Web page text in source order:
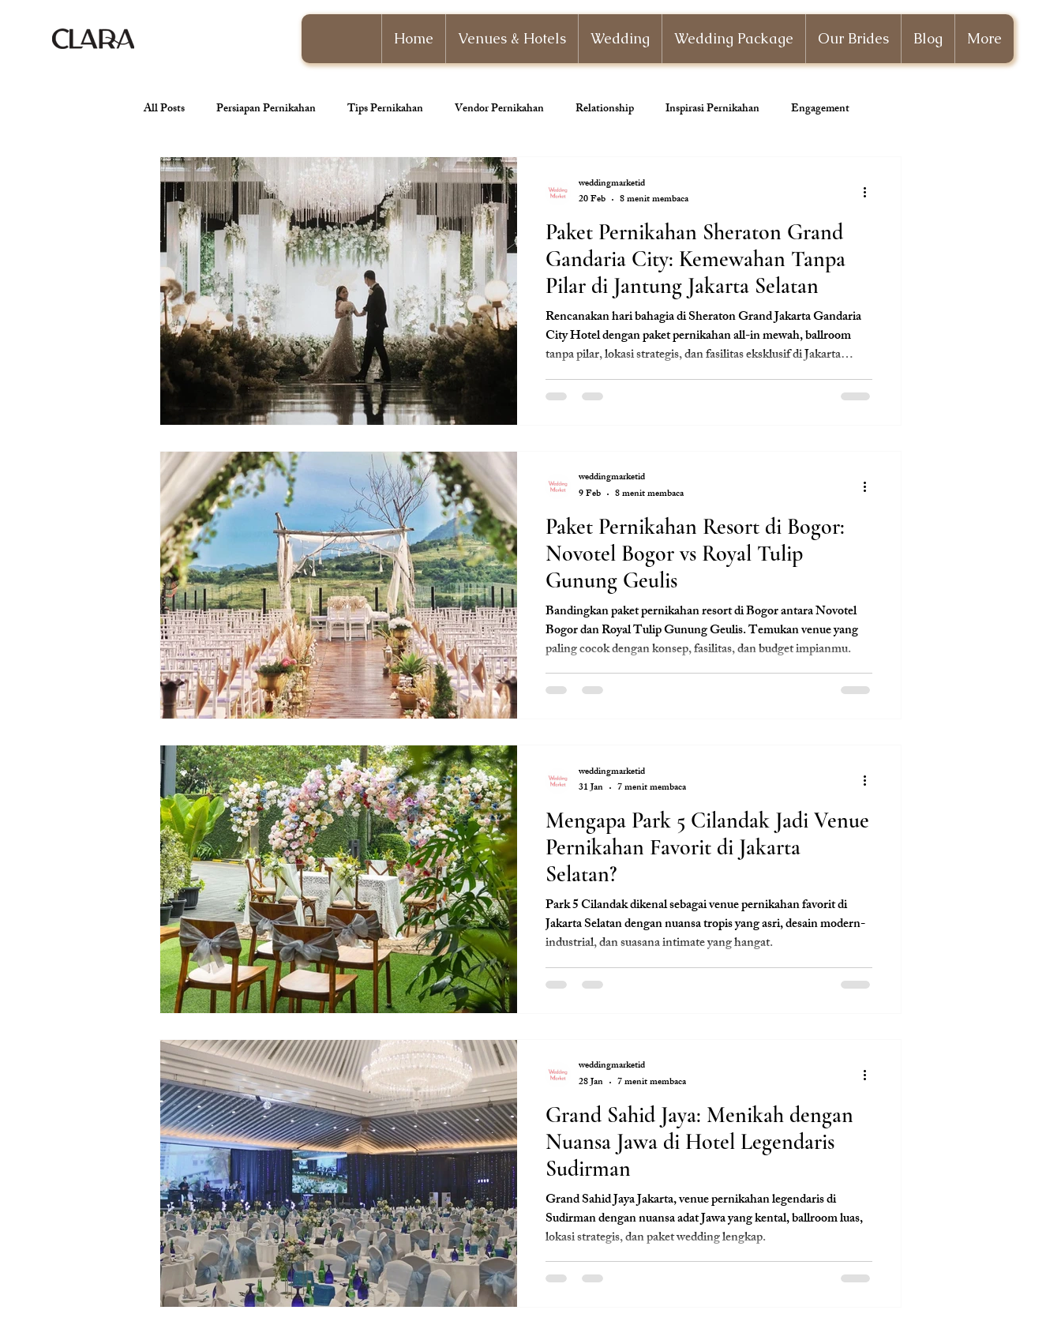
Home Venues & Hotels Wedding Wedding Package Our Brides Blog More
All Posts Persiapan Pernikahan Tips Pernikahan Vendor Pernikahan Relationship Inspirasi Pernikahan Engagement
venue pernikahan Wedding Organizer Paket Pernikahan
Tren Pernikahan Konsep Pernikahan Dekorasi Pernikahan
Paket Pernikahan Sheraton Grand
Gandaria City: Kemewahan Tanpa
Pilar di Jantung Jakarta Selatan
Rencanakan hari bahagia di Sheraton Grand Jakarta Gandaria
City Hotel dengan paket pernikahan all-in mewah, ballroom
tanpa pilar, lokasi strategis, dan fasilitas eksklusif di Jakarta
Selatan.
weddingmarketid
20 Feb
8 menit membaca
Paket Pernikahan Resort di Bogor:
Novotel Bogor vs Royal Tulip
Gunung Geulis
Bandingkan paket pernikahan resort di Bogor antara Novotel
Bogor dan Royal Tulip Gunung Geulis. Temukan venue yang
paling cocok dengan konsep, fasilitas, dan budget impianmu.
weddingmarketid
9 Feb
8 menit membaca
Mengapa Park 5 Cilandak Jadi Venue
Pernikahan Favorit di Jakarta
Selatan?
Park 5 Cilandak dikenal sebagai venue pernikahan favorit di
Jakarta Selatan dengan nuansa tropis yang asri, desain modern-
industrial, dan suasana intimate yang hangat.
weddingmarketid
31 Jan
7 menit membaca
Grand Sahid Jaya: Menikah dengan
Nuansa Jawa di Hotel Legendaris
Sudirman
Grand Sahid Jaya Jakarta, venue pernikahan legendaris di
Sudirman dengan nuansa adat Jawa yang kental, ballroom luas,
lokasi strategis, dan paket wedding lengkap.
weddingmarketid
28 Jan
7 menit membaca